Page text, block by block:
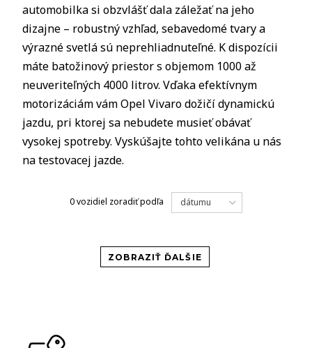
automobilka si obzvlášť dala záležať na jeho
dizajne – robustný vzhľad, sebavedomé tvary a
výrazné svetlá sú neprehliadnuteľné. K dispozícii
máte batožinový priestor s objemom 1000 až
neuveriteľných 4000 litrov. Vďaka efektívnym
motorizáciám vám Opel Vivaro dožičí dynamickú
jazdu, pri ktorej sa nebudete musieť obávať
vysokej spotreby. Vyskúšajte tohto velikána u nás
na testovacej jazde.
0 vozidiel zoradiť podľa dátumu
ZOBRAZIŤ ĎALŠIE